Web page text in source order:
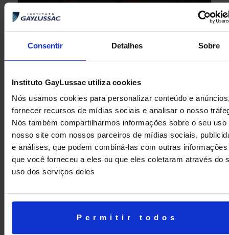
Consentir Detalhes Sobre
Instituto GayLussac utiliza cookies
Nós usamos cookies para personalizar conteúdo e
fornecer recursos de mídias sociais e analisar o nosso
Nós também compartilharmos informações sobre o seu uso
nosso site com nossos parceiros de mídias sociais,
e análises, que podem combiná-las com outras informações
que você forneceu a eles ou que eles coletaram através do
uso dos serviços deles
Permitir todos